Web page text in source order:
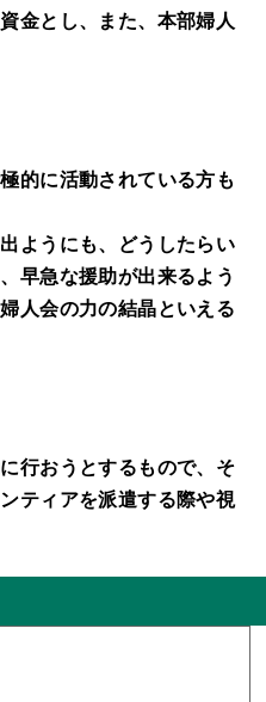
金とし、また、本部婦人
的に活動されている方も
ようにも、どうしたらい
早急な援助が出来るよう
人会の力の結晶といえる
行おうとするもので、そ
ティアを派遣する際や視